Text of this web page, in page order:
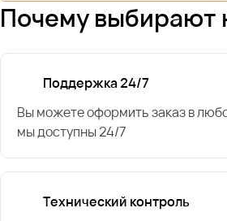
Почему выбирают
Поддержка 24/7
Вы можете оформить заказ в
мы доступны 24/7
Технический контроль